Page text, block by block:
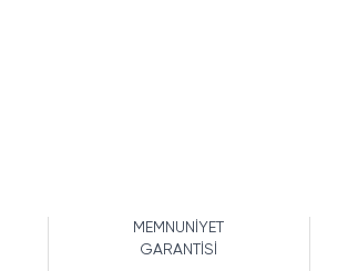
MEMNUNİYET
GARANTİSİ